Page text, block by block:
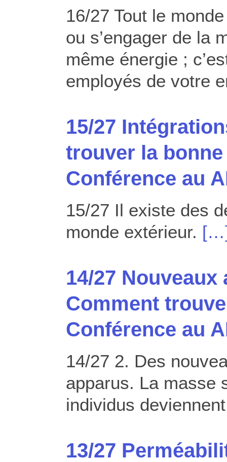
16/27 Tout le
ou s’engager de la
même énergie ;
employés de votre
15/27
trouver la bonne
Conférence au
15/27 Il existe des
monde extérieur.
14/27 Nouveaux
Comment
Conférence au
14/27 2. Des
apparus. La masse
individus
13/27